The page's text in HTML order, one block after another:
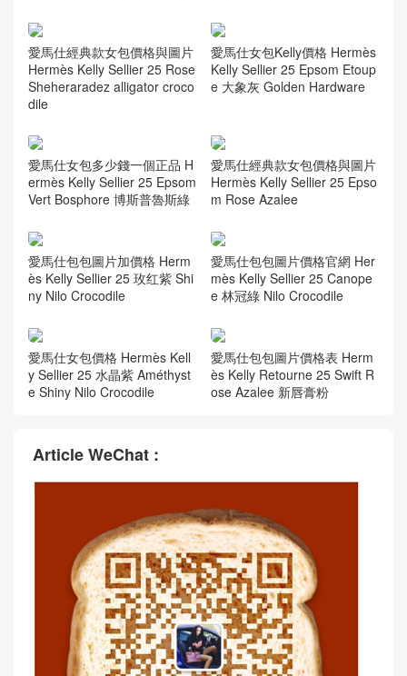
愛馬仕經典款女包價格與圖片
Hermès Kelly Sellier 25 Rose
Sheheraradez alligator croco
dile
愛馬仕女包Kelly價格 Hermès
Kelly Sellier 25 Epsom Etoup
e 大象灰 Golden Hardware
愛馬仕女包多少錢一個正品 H
ermès Kelly Sellier 25 Epsom
Vert Bosphore 博斯普魯斯綠
愛馬仕經典款女包價格與圖片
Hermès Kelly Sellier 25 Epso
m Rose Azalee
愛馬仕包包圖片加價格 Herm
ès Kelly Sellier 25 玫红紫 Shi
ny Nilo Crocodile
愛馬仕包包圖片價格官網 Her
mès Kelly Sellier 25 Canope
e 林冠綠 Nilo Crocodile
愛馬仕女包價格 Hermès Kell
y Sellier 25 水晶紫 Améthyst
e Shiny Nilo Crocodile
愛馬仕包包圖片價格表 Herm
ès Kelly Retourne 25 Swift R
ose Azalee 新唇膏粉
Article WeChat :